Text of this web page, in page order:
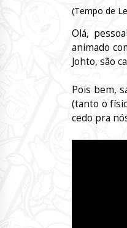
(Tempo de
Olá,
animado
Johto, são
Pois bem,
(tanto o
cedo pra